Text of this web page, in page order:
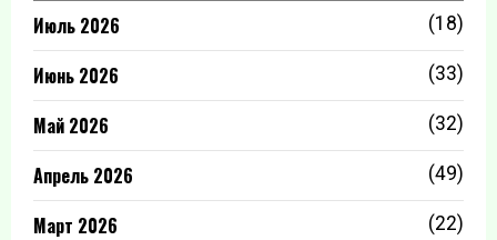
Июль 2026 (18)
Июнь 2026 (33)
Май 2026 (32)
Апрель 2026 (49)
Март 2026 (22)